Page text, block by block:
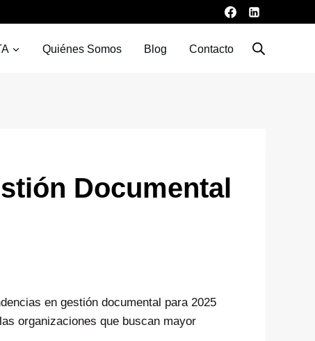
Quiénes Somos Blog Contacto
Documental
en gestión documental para 2025
organizaciones que buscan mayor